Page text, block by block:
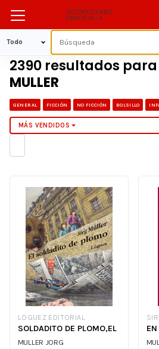
2390 resultados para
MULLER
GENERAL FICCIÓN NO FICCIÓN BOLSILLO
MÁS VENDIDOS
LOGUEZ EDITORIAL
SOLDADITO DE PLOMO,EL
MULLER JORG